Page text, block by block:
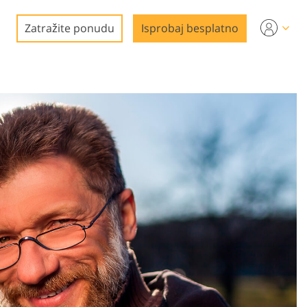
Zatražite ponudu Isprobaj besplatno